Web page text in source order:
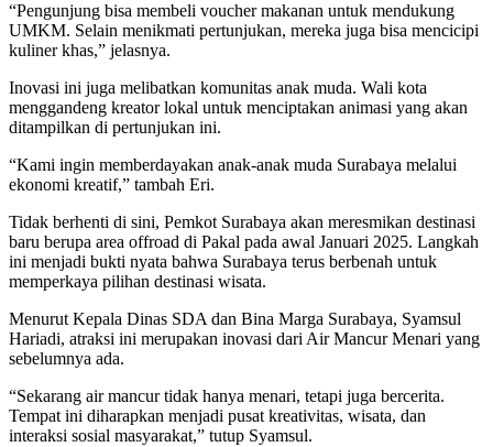
“Pengunjung bisa membeli voucher makanan untuk mendukung
UMKM. Selain menikmati pertunjukan, mereka juga bisa mencicipi
kuliner khas,” jelasnya.
Inovasi ini juga melibatkan komunitas anak muda. Wali kota
menggandeng kreator lokal untuk menciptakan animasi yang akan
ditampilkan di pertunjukan ini.
“Kami ingin memberdayakan anak-anak muda Surabaya melalui
ekonomi kreatif,” tambah Eri.
Tidak berhenti di sini, Pemkot Surabaya akan meresmikan destinasi
baru berupa area offroad di Pakal pada awal Januari 2025. Langkah
ini menjadi bukti nyata bahwa Surabaya terus berbenah untuk
memperkaya pilihan destinasi wisata.
Menurut Kepala Dinas SDA dan Bina Marga Surabaya, Syamsul
Hariadi, atraksi ini merupakan inovasi dari Air Mancur Menari yang
sebelumnya ada.
“Sekarang air mancur tidak hanya menari, tetapi juga bercerita.
Tempat ini diharapkan menjadi pusat kreativitas, wisata, dan
interaksi sosial masyarakat,” tutup Syamsul.